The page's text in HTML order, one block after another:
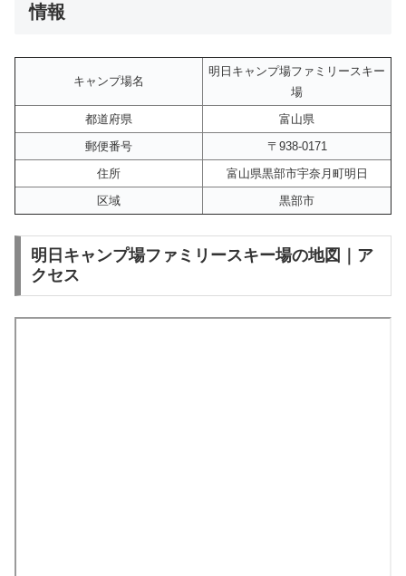
情報
キャンプ場名
明日キャンプ場ファミリースキー
場
都道府県
富山県
郵便番号
〒938-0171
住所
富山県黒部市宇奈月町明日
区域
黒部市
明日キャンプ場ファミリースキー場の地図｜ア
クセス